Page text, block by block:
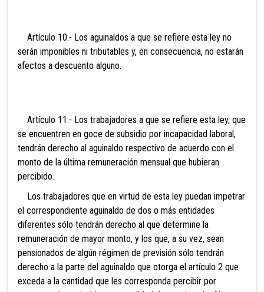
Artículo 10.- Los aguinaldos a que se refiere esta ley no
serán imponibles ni tributables y, en consecuencia, no estarán
afectos a descuento alguno.
Artículo 11.- Los trabajadores a que se refiere esta ley, que
se encuentren en goce de subsidio por incapacidad laboral,
tendrán derecho al aguinaldo respectivo de acuerdo con el
monto de la última remuneración mensual que hubieran
percibido.
Los trabajadores que en virtud de esta ley puedan impetrar
el correspondiente aguinaldo de dos o más entidades
diferentes sólo tendrán derecho al que determine la
remuneración de mayor monto, y los que, a su vez, sean
pensionados de algún régimen de previsión sólo tendrán
derecho a la parte del aguinaldo que otorga el artículo 2 que
exceda a la cantidad que les corresponda percibir por